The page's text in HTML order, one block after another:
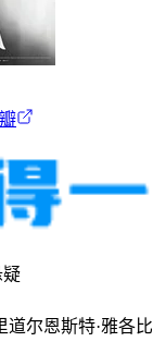
疑
道尔恩斯特·雅各比